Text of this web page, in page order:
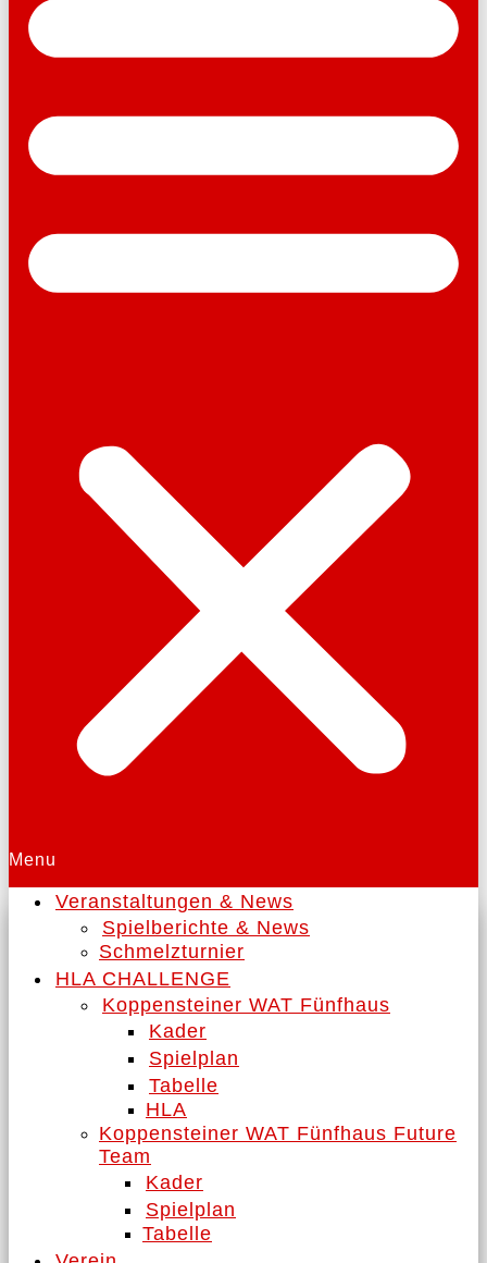
Menu
Veranstaltungen & News
Spielberichte & News
Schmelzturnier
HLA CHALLENGE
Koppensteiner WAT Fünfhaus
Kader
Spielplan
Tabelle
HLA
Koppensteiner WAT Fünfhaus Future
Team
Kader
Spielplan
Tabelle